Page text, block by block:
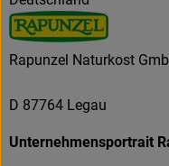
Rapunzel Naturkost
D 87764 Legau
Unternehmensportrait